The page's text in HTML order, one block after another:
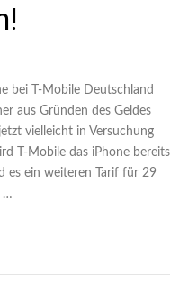
bei T-Mobile Deutschland
aus Gründen des Geldes
vielleicht in Versuchung
T-Mobile das iPhone bereits
es ein weiteren Tarif für 29
…